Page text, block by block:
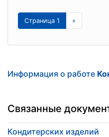
Страница 1 »
Информация о работе
Связанные
Кондитерских изделий